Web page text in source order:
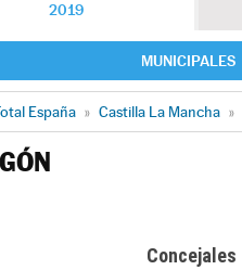
2019
MUNICIPALES
España » Castilla La Mancha »
Concejales